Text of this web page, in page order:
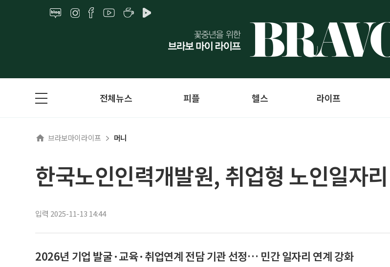
전체뉴스 피플 헬스 라이프
브라보마이라이프 머니
한국노인인력개발원, 취업형 노인일자
입력 2025-11-13 14:44
2026년 기업 발굴·교육·취업연계 전담 기관 선정… 민간 일자리 연계 강화